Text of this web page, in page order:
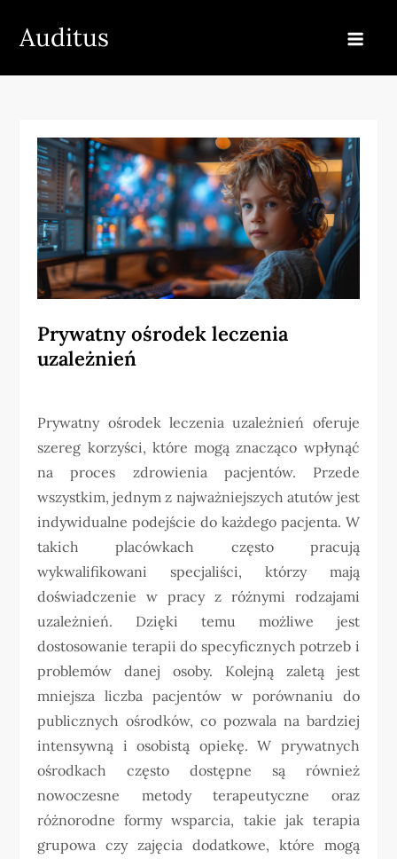
Auditus
Prywatny ośrodek leczenia
uzależnień
Prywatny ośrodek leczenia uzależnień oferuje
szereg korzyści, które mogą znacząco wpłynąć
na proces zdrowienia pacjentów. Przede
wszystkim, jednym z najważniejszych atutów jest
indywidualne podejście do każdego pacjenta. W
takich placówkach często pracują
wykwalifikowani specjaliści, którzy mają
doświadczenie w pracy z różnymi rodzajami
uzależnień. Dzięki temu możliwe jest
dostosowanie terapii do specyficznych potrzeb i
problemów danej osoby. Kolejną zaletą jest
mniejsza liczba pacjentów w porównaniu do
publicznych ośrodków, co pozwala na bardziej
intensywną i osobistą opiekę. W prywatnych
ośrodkach często dostępne są również
nowoczesne metody terapeutyczne oraz
różnorodne formy wsparcia, takie jak terapia
grupowa czy zajęcia dodatkowe, które mogą